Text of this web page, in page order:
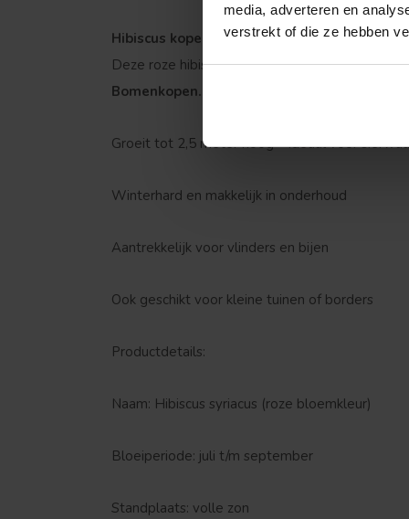
media, adverteren en
verstrekt of die ze hebben
Hibiscus kopen?
Deze roze hibiscus is verkrijgbaar in
Bomenkopen.nl
Groeit tot 2,5 meter hoog – ideaal voor
Winterhard en makkelijk in onderhoud
Aantrekkelijk voor vlinders en bijen
Ook geschikt voor kleine tuinen of borders
Productdetails:
Naam: Hibiscus syriacus (roze bloemkleur)
Bloeiperiode: juli t/m september
Standplaats: volle zon